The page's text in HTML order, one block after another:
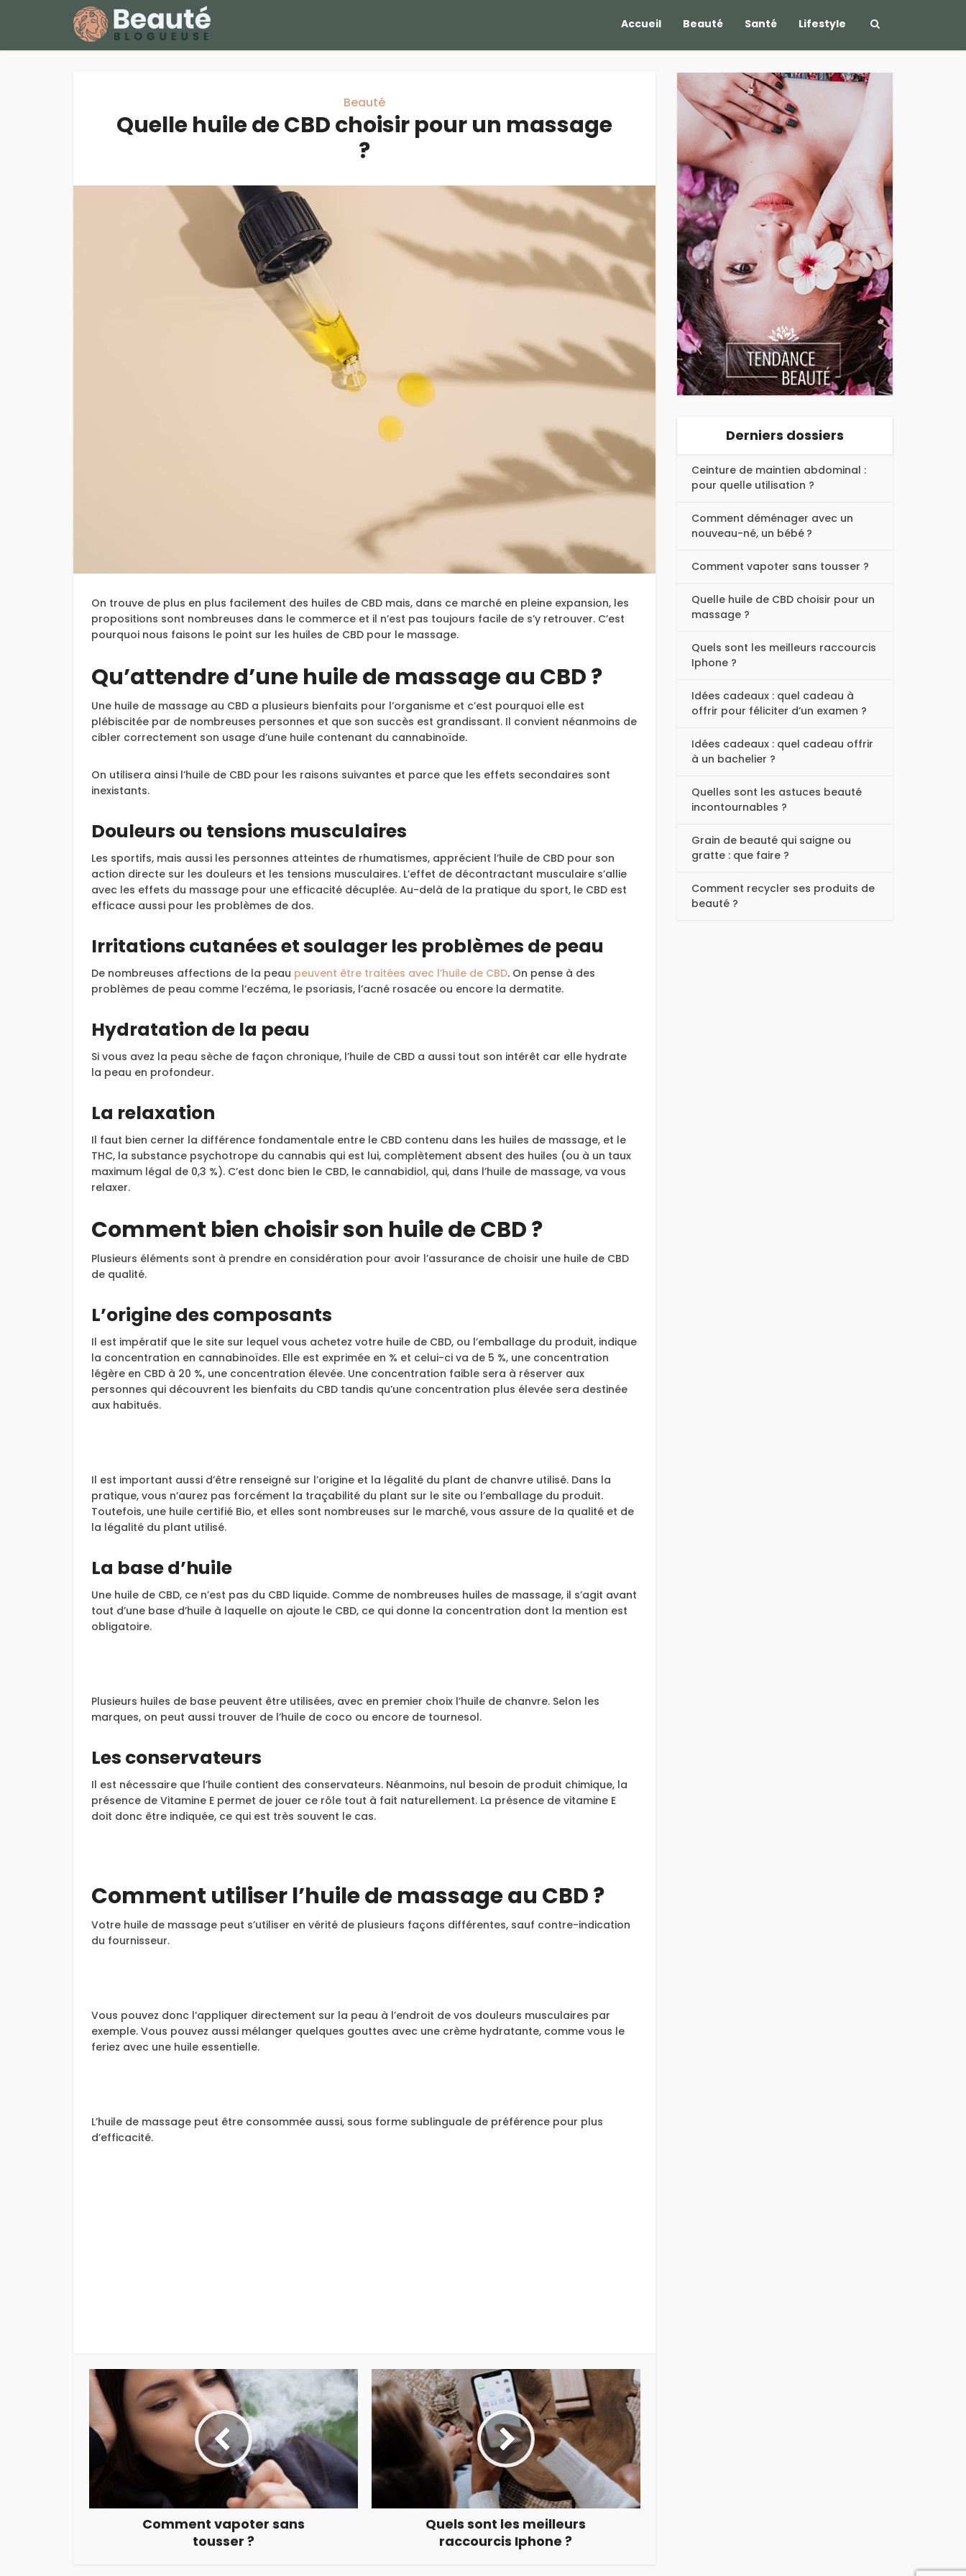
Accueil Beauté Santé Lifestyle
Beauté
Quelle huile de CBD choisir pour un massage
?
On trouve de plus en plus facilement des huiles de CBD mais, dans ce marché en pleine expansion, les
propositions sont nombreuses dans le commerce et il n’est pas toujours facile de s’y retrouver. C’est
pourquoi nous faisons le point sur les huiles de CBD pour le massage.
Qu’attendre d’une huile de massage au CBD ?
Une huile de massage au CBD a plusieurs bienfaits pour l’organisme et c’est pourquoi elle est
plébiscitée par de nombreuses personnes et que son succès est grandissant. Il convient néanmoins de
cibler correctement son usage d’une huile contenant du cannabinoïde.
On utilisera ainsi l’huile de CBD pour les raisons suivantes et parce que les effets secondaires sont
inexistants.
Douleurs ou tensions musculaires
Les sportifs, mais aussi les personnes atteintes de rhumatismes, apprécient l’huile de CBD pour son
action directe sur les douleurs et les tensions musculaires. L’effet de décontractant musculaire s’allie
avec les effets du massage pour une efficacité décuplée. Au-delà de la pratique du sport, le CBD est
efficace aussi pour les problèmes de dos.
Irritations cutanées et soulager les problèmes de peau
De nombreuses affections de la peau peuvent être traitées avec l’huile de CBD. On pense à des
problèmes de peau comme l’eczéma, le psoriasis, l’acné rosacée ou encore la dermatite.
Hydratation de la peau
Si vous avez la peau sèche de façon chronique, l’huile de CBD a aussi tout son intérêt car elle hydrate
la peau en profondeur.
La relaxation
Il faut bien cerner la différence fondamentale entre le CBD contenu dans les huiles de massage, et le
THC, la substance psychotrope du cannabis qui est lui, complètement absent des huiles (ou à un taux
maximum légal de 0,3 %). C’est donc bien le CBD, le cannabidiol, qui, dans l’huile de massage, va vous
relaxer.
Comment bien choisir son huile de CBD ?
Plusieurs éléments sont à prendre en considération pour avoir l’assurance de choisir une huile de CBD
de qualité.
L’origine des composants
Il est impératif que le site sur lequel vous achetez votre huile de CBD, ou l’emballage du produit, indique
la concentration en cannabinoïdes. Elle est exprimée en % et celui-ci va de 5 %, une concentration
légère en CBD à 20 %, une concentration élevée. Une concentration faible sera à réserver aux
personnes qui découvrent les bienfaits du CBD tandis qu’une concentration plus élevée sera destinée
aux habitués.
Il est important aussi d’être renseigné sur l’origine et la légalité du plant de chanvre utilisé. Dans la
pratique, vous n’aurez pas forcément la traçabilité du plant sur le site ou l’emballage du produit.
Toutefois, une huile certifié Bio, et elles sont nombreuses sur le marché, vous assure de la qualité et de
la légalité du plant utilisé.
La base d’huile
Une huile de CBD, ce n’est pas du CBD liquide. Comme de nombreuses huiles de massage, il s’agit avant
tout d’une base d’huile à laquelle on ajoute le CBD, ce qui donne la concentration dont la mention est
obligatoire.
Plusieurs huiles de base peuvent être utilisées, avec en premier choix l’huile de chanvre. Selon les
marques, on peut aussi trouver de l’huile de coco ou encore de tournesol.
Les conservateurs
Il est nécessaire que l’huile contient des conservateurs. Néanmoins, nul besoin de produit chimique, la
présence de Vitamine E permet de jouer ce rôle tout à fait naturellement. La présence de vitamine E
doit donc être indiquée, ce qui est très souvent le cas.
Comment utiliser l’huile de massage au CBD ?
Votre huile de massage peut s’utiliser en vérité de plusieurs façons différentes, sauf contre-indication
du fournisseur.
Vous pouvez donc l’appliquer directement sur la peau à l’endroit de vos douleurs musculaires par
exemple. Vous pouvez aussi mélanger quelques gouttes avec une crème hydratante, comme vous le
feriez avec une huile essentielle.
L’huile de massage peut être consommée aussi, sous forme sublinguale de préférence pour plus
d’efficacité.
Comment vapoter sans
tousser ?
Quels sont les meilleurs
raccourcis Iphone ?
Derniers dossiers
Ceinture de maintien abdominal :
pour quelle utilisation ?
Comment déménager avec un
nouveau-né, un bébé ?
Comment vapoter sans tousser ?
Quelle huile de CBD choisir pour un
massage ?
Quels sont les meilleurs raccourcis
Iphone ?
Idées cadeaux : quel cadeau à
offrir pour féliciter d’un examen ?
Idées cadeaux : quel cadeau offrir
à un bachelier ?
Quelles sont les astuces beauté
incontournables ?
Grain de beauté qui saigne ou
gratte : que faire ?
Comment recycler ses produits de
beauté ?